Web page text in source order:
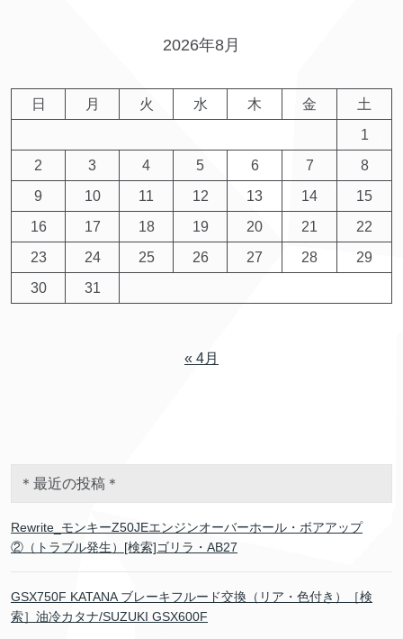
2026年8月
日 月 火 水 木 金
土
1
2
3 4 5 6 7
8
9
10 11 12 13 14
15
16
17 18 19 20 21
22
23
24 25 26 27 28
29
30
31
« 4月
＊最近の投稿＊
Rewrite_モンキーZ50JEエンジンオーバーホール・ボアアップ
②（トラブル発生）[検索]ゴリラ・AB27
GSX750F KATANA ブレーキフルード交換（リア・色付き）［検
索］油冷カタナ/SUZUKI GSX600F